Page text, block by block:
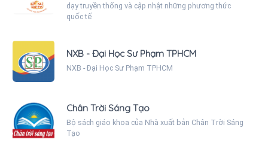
dạy truyền thống và cập nhật những phương thức
quốc tế
NXB - Đại Học Sư Phạm TPHCM
NXB - Đại Học Sư Phạm TPHCM
Chân Trời Sáng Tạo
Bộ sách giáo khoa của Nhà xuất bản Chân Trời Sáng
Tạo